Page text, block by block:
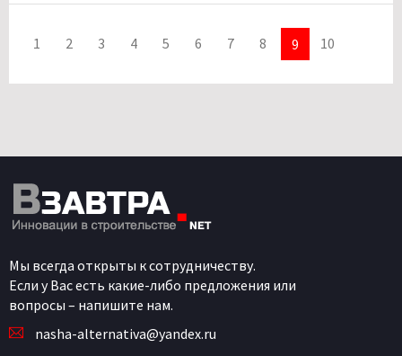
1 2 3 4 5 6 7 8 9 10
Мы всегда открыты к сотрудничеству.
Если у Вас есть какие-либо предложения или
вопросы – напишите нам.
nasha-alternativa@yandex.ru